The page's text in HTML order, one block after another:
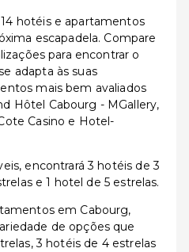
hotéis e apartamentos
escapadela. Compare
para encontrar o
adapta às suas
mais bem avaliados
Hôtel Cabourg - MGallery,
Casino e Hotel-
encontrará 3 hotéis de 3
e 1 hotel de 5 estrelas.
em Cabourg,
de opções que
3 hotéis de 4 estrelas